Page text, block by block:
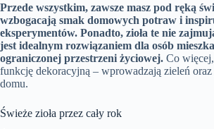
Przede wszystkim, zawsze masz pod ręką
wzbogacają smak domowych potraw i
eksperymentów. Ponadto, zioła te nie
jest idealnym rozwiązaniem dla osób
ograniczonej przestrzeni życiowej. Co
funkcję dekoracyjną – wprowadzają zieleń
domu.
Świeże zioła przez cały rok